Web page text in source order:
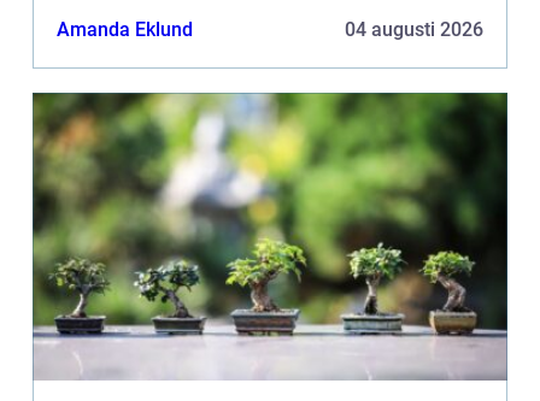
Amanda Eklund 04 augusti 2026